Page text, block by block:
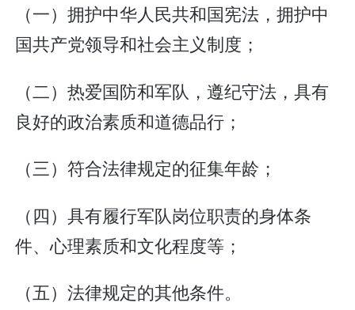
（一）拥护中华人民共和国宪法，拥护中
国共产党领导和社会主义制度；
（二）热爱国防和军队，遵纪守法，具有
良好的政治素质和道德品行；
（三）符合法律规定的征集年龄；
（四）具有履行军队岗位职责的身体条
件、心理素质和文化程度等；
（五）法律规定的其他条件。